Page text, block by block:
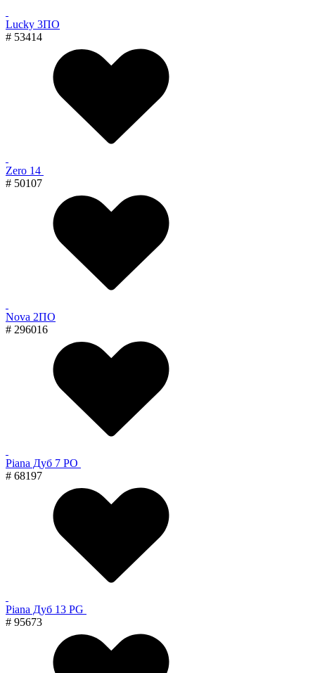
Lucky 3ПО
# 53414
Zero 14
# 50107
Nova 2ПО
# 296016
Piana Дуб 7 PO
# 68197
Piana Дуб 13 PG
# 95673